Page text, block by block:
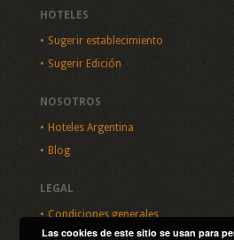
HOTELES
Sugerir establecimiento
Sugerir Edición
NOSOTROS
Hoteles Argentina
Blog
LEGAL
Condiciones generales
Política de privacidad
Las cookies de este sitio se usan para